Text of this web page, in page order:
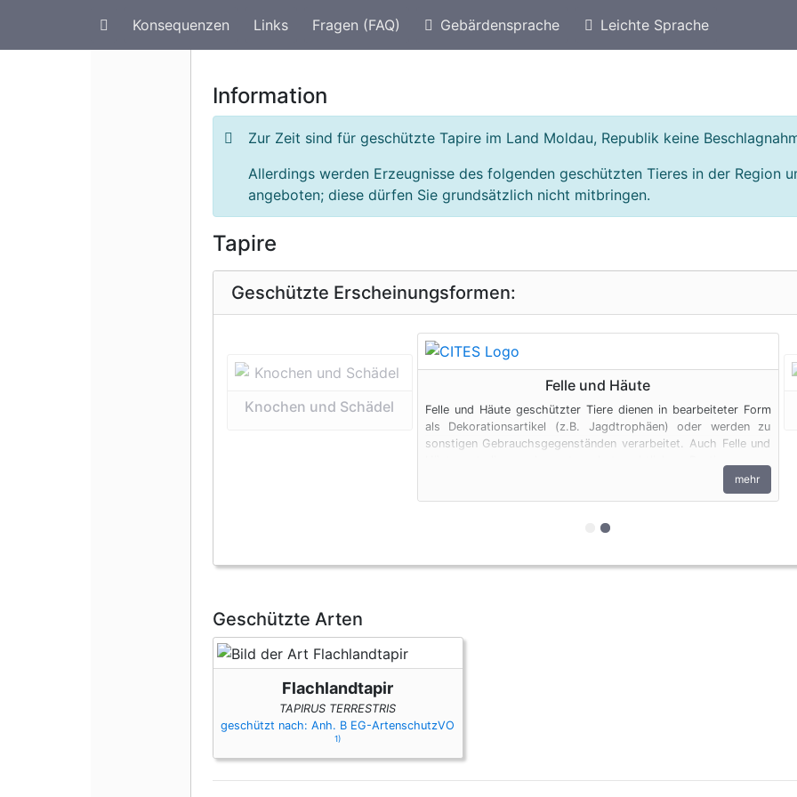
Konsequenzen Links Fragen (FAQ) Gebärdensprache Leichte Sprache
Information
Zur Zeit sind für geschützte Tapire im Land Moldau, Republik keine
Allerdings werden Erzeugnisse des folgenden geschützten Tieres in der Region
angeboten; diese dürfen Sie grundsätzlich nicht mitbringen.
Tapire
Geschützte Erscheinungsformen:
Vorherige geschützte Erscheinungsform
Knochen und Schädel
Felle und Häute
Felle und Häute geschützter Tiere dienen in bearbeiteter Form
als Dekorationsartikel (z.B. Jagdtrophäen) oder werden zu
sonstigen Gebrauchsgegenständen verarbeitet. Auch Felle und
Bei privaten Einfuhren zum persönlichen Gebrauch sind bis zu
vier Erzeugnisse von Krokodilen des Anhangs B pro Person
transportiert werden. Fleisch und Jagdtrophäen sind von dieser
mehr
zur 1. geschützten
zur 2. geschützten
Geschützte Arten
Flachlandtapir
TAPIRUS TERRESTRIS
geschützt nach: Anh. B EG-ArtenschutzVO
1)